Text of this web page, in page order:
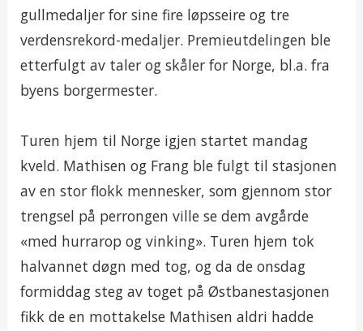
gullmedaljer for sine fire løpsseire og tre
verdensrekord-medaljer. Premieutdelingen ble
etterfulgt av taler og skåler for Norge, bl.a. fra
byens borgermester.
Turen hjem til Norge igjen startet mandag
kveld. Mathisen og Frang ble fulgt til stasjonen
av en stor flokk mennesker, som gjennom stor
trengsel på perrongen ville se dem avgårde
«med hurrarop og vinking». Turen hjem tok
halvannet døgn med tog, og da de onsdag
formiddag steg av toget på Østbanestasjonen
fikk de en mottakelse Mathisen aldri hadde